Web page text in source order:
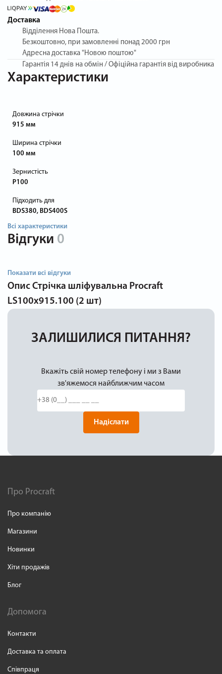
Доставка
Відділення Нова Пошта.
Безкоштовно, при замовленні понад 2000 грн
Адресна доставка "Новою поштою"
Гарантія 14 днів на обмін / Офіційна гарантія від виробника
Характеристики
Довжина стрічки
915 мм
Ширина стрічки
100 мм
Зернистість
P100
Підходить для
BDS380, BDS400S
Всі характеристики
Відгуки 0
Показати всі відгуки
Опис Стрічка шліфувальна Procraft
LS100x915.100 (2 шт)
ЗАЛИШИЛИСЯ ПИТАННЯ?
Вкажіть свій номер телефону і ми з Вами
зв'яжемося найближчим часом
Надіслати
Про Procraft
Про компанію
Магазини
Новинки
Хіти продажів
Блог
Допомога
Контакти
Доставка та оплата
Співпраця